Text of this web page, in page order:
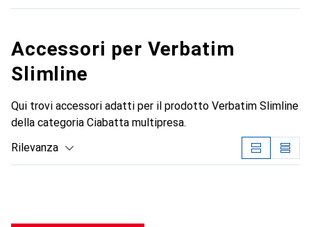
Accessori per Verbatim
Slimline
Qui trovi accessori adatti per il prodotto Verbatim Slimline
della categoria Ciabatta multipresa.
Rilevanza